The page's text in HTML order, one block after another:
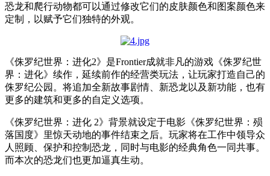
恐龙和爬行动物都可以通过修改它们的皮肤颜色和图案颜色来
定制，以赋予它们独特的外观。
《侏罗纪世界：进化2》是Frontier成就非凡的游戏《侏罗纪世
界：进化》续作，延续前作的经营类玩法，让玩家打造自己的
侏罗纪公园。将追加全新故事剧情、新恐龙以及新功能，也有
更多的建筑和更多的自定义选项。
《侏罗纪世界：进化 2》背景就设定于电影《侏罗纪世界：殒
落国度》里惊天动地的事件结束之后。玩家将在工作中领导众
人照顾、保护和控制恐龙，同时与电影的经典角色一同共事。
而本次的恐龙们也更加逼真生动。